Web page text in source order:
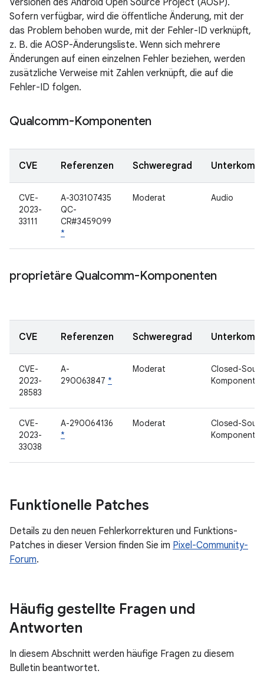
Versionen des Android Open Source Project (AOSP).
Sofern verfügbar, wird die öffentliche Änderung, mit der
das Problem behoben wurde, mit der Fehler-ID verknüpft,
z. B. die AOSP-Änderungsliste. Wenn sich mehrere
Änderungen auf einen einzelnen Fehler beziehen, werden
zusätzliche Verweise mit Zahlen verknüpft, die auf die
Fehler-ID folgen.
Qualcomm-Komponenten
CVE Referenzen Schweregrad
CVE-
2023-
33111
A-303107435
QC-
CR#3459099
*
Moderat Audio
proprietäre Qualcomm-Komponenten
CVE Referenzen Schweregrad
CVE-
2023-
28583
A-
290063847 *
Moderat
Closed-
Komponente
CVE-
2023-
33038
A-290064136
*
Moderat
Closed-
Komponente
Funktionelle Patches
Details zu den neuen Fehlerkorrekturen und Funktions-
Patches in dieser Version finden Sie im Pixel-Community-
Forum.
Häufig gestellte Fragen und
Antworten
In diesem Abschnitt werden häufige Fragen zu diesem
Bulletin beantwortet.